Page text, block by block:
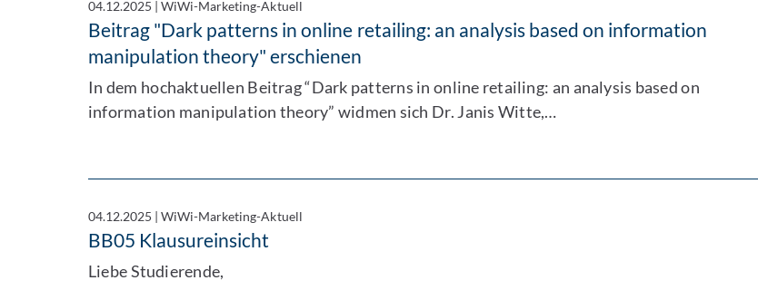
04.12.2025 |WiWi-Marketing-Aktuell
Beitrag "Dark patterns in online retailing: an analysis based on information
manipulation theory" erschienen
In dem hochaktuellen Beitrag “Dark patterns in online retailing: an analysis based on
information manipulation theory” widmen sich Dr. Janis Witte,…
04.12.2025 |WiWi-Marketing-Aktuell
BB05 Klausureinsicht
Liebe Studierende,